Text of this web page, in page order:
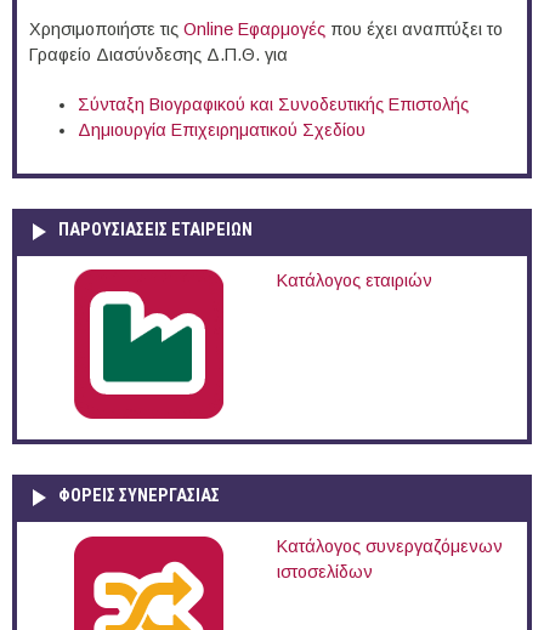
Χρησιμοποιήστε τις Online Eφαρμογές που έχει αναπτύξει το
Γραφείο Διασύνδεσης Δ.Π.Θ. για
Σύνταξη Βιογραφικού και Συνοδευτικής Επιστολής
Δημιουργία Επιχειρηματικού Σχεδίου
ΠΑΡΟΥΣΙΆΣΕΙΣ ΕΤΑΙΡΕΙΏΝ
Κατάλογος εταιριών
ΦΟΡΕΙΣ ΣΥΝΕΡΓΑΣΙΑΣ
Κατάλογος συνεργαζόμενων
ιστοσελίδων